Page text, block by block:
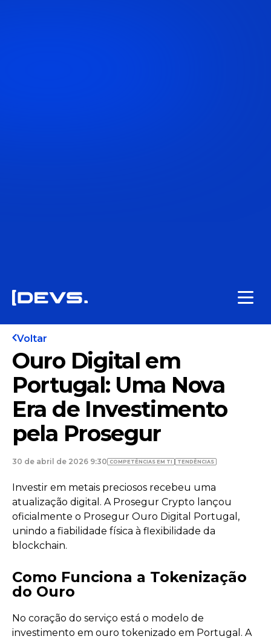
Voltar
Ouro Digital em
Portugal: Uma Nova
Era de Investimento
pela Prosegur
30 de abril de 2026 9:30 COMPETÊNCIAS EM TI TENDÊNCIAS
Investir em metais preciosos recebeu uma
atualização digital. A Prosegur Crypto lançou
oficialmente o Prosegur Ouro Digital Portugal,
unindo a fiabilidade física à flexibilidade da
blockchain.
Como Funciona a Tokenização
do Ouro
No coração do serviço está o modelo de
investimento em ouro tokenizado em Portugal. A